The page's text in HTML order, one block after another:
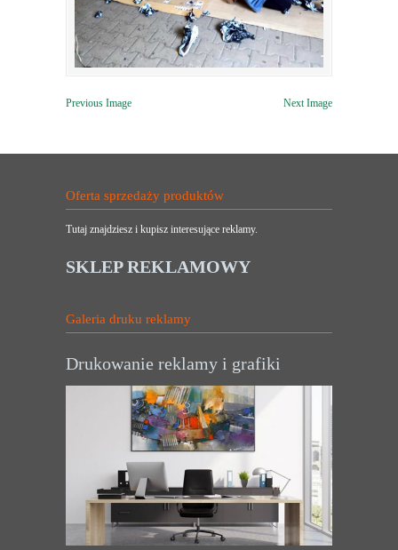
Previous Image Next Image
Oferta sprzedaży produktów
Tutaj znajdziesz i kupisz interesujące reklamy.
SKLEP REKLAMOWY
Galeria druku reklamy
Drukowanie reklamy i grafiki